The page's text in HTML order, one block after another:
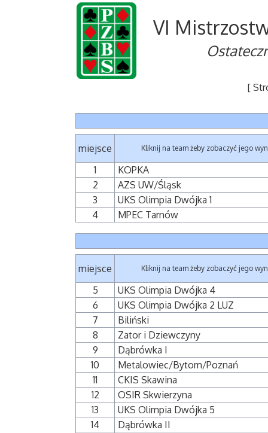
VI
[
miejsce Kliknij na team żeby zobaczyć jego
1
KOPKA
2
AZS UW/Śląsk
3
UKS Olimpia Dwójka 1
4
MPEC Tarnów
miejsce Kliknij na team żeby zobaczyć jego
5
UKS Olimpia Dwójka 4
6
UKS Olimpia Dwójka 2 LUZ
7
Biliński
8
Zator i Dziewczyny
9
Dąbrówka I
10
Metalowiec/Bytom/Poznań
11
CKIS Skawina
12
OSIR Skwierzyna
13
UKS Olimpia Dwójka 5
14
Dąbrówka II